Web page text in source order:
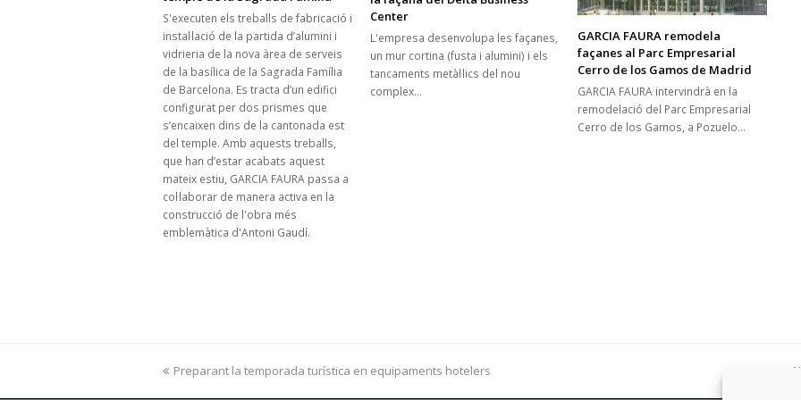
S'executen els treballs de fabricació i
instal·lació de la partida d’alumini i
vidrieria de la nova àrea de serveis
de la basílica de la Sagrada Família
de Barcelona. Es tracta d’un edifici
configurat per dos prismes que
s’encaixen dins de la cantonada est
del temple. Amb aquests treballs,
que han d’estar acabats aquest
mateix estiu, GARCIA FAURA passa a
col·laborar de manera activa en la
construcció de l'obra més
emblemàtica d'Antoni Gaudí.
Center
L'empresa desenvolupa les façanes,
un mur cortina (fusta i alumini) i els
tancaments metàl·lics del nou
complex…
GARCIA FAURA remodela
façanes al Parc Empresarial
Cerro de los Gamos de Madrid
GARCIA FAURA intervindrà en la
remodelació del Parc Empresarial
Cerro de los Gamos, a Pozuelo…
previous
Preparant la temporada turística en equipaments hotelers